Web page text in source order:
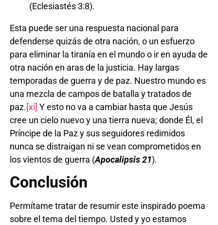
(Eclesiastés 3:8).
Esta puede ser una respuesta nacional para
defenderse quizás de otra nación, o un esfuerzo
para eliminar la tiranía en el mundo o ir en ayuda de
otra nación en aras de la justicia. Hay largas
temporadas de guerra y de paz. Nuestro mundo es
una mezcla de campos de batalla y tratados de
paz.[xi] Y esto no va a cambiar hasta que Jesús
cree un cielo nuevo y una tierra nueva; donde Él, el
Príncipe de la Paz y sus seguidores redimidos
nunca se distraigan ni se vean comprometidos en
los vientos de guerra (Apocalipsis 21).
Conclusión
Permítame tratar de resumir este inspirado poema
sobre el tema del tiempo. Usted y yo estamos